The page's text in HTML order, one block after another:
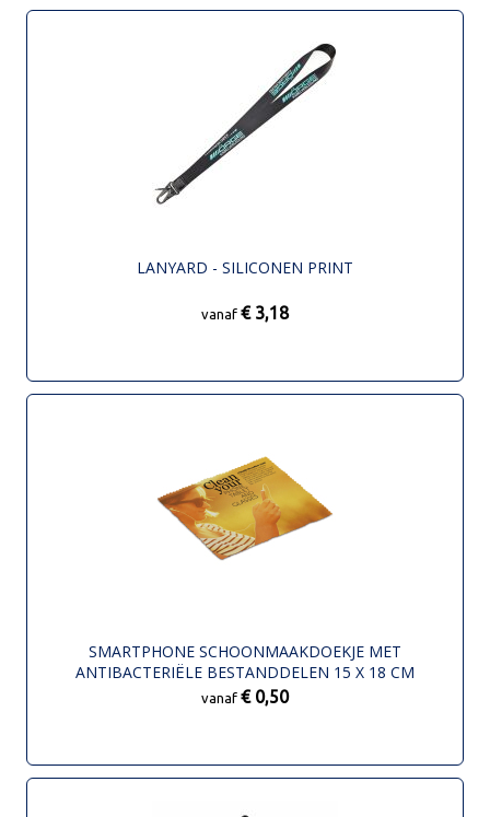
LANYARD - SILICONEN PRINT
vanaf € 3,18
SMARTPHONE SCHOONMAAKDOEKJE MET
ANTIBACTERIËLE BESTANDDELEN 15 X 18 CM
vanaf € 0,50